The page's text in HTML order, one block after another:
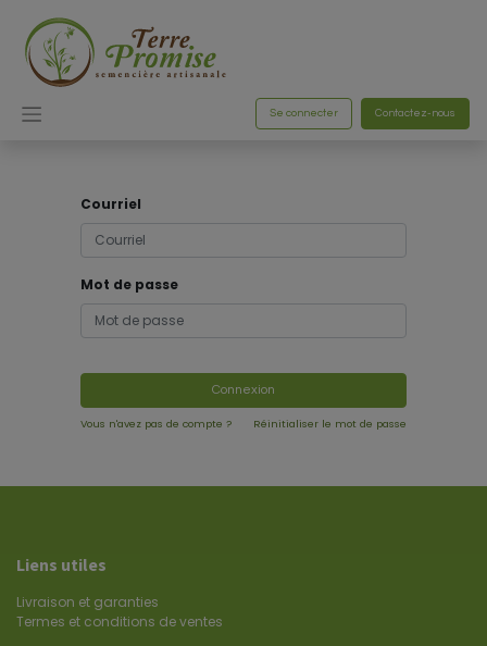
Se connecter Contactez-nous
Courriel
Mot de passe
Connexion
Vous n'avez pas de compte ? Réinitialiser le mot de passe
Liens utiles
Livraison et garanties
Termes et conditions de ventes